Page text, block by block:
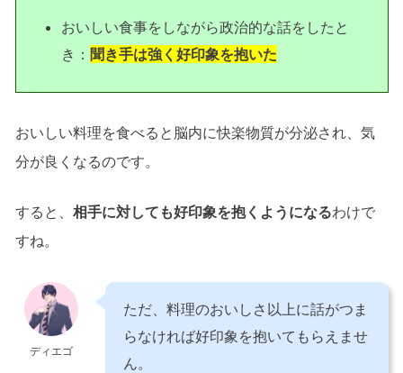
おいしい食事をしながら政治的な話をしたと
き： 聞き手は強く好印象を抱いた
おいしい料理を食べると脳内に快楽物質が分泌され、気
分が良くなるのです。
すると、 相手に対しても好印象を抱くようになるわけで
すね。
ディエゴ
ただ、料理のおいしさ以上に話がつま
らなければ好印象を抱いてもらえませ
ん。